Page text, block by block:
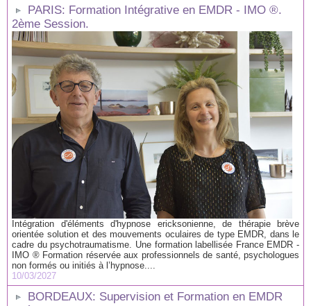
PARIS: Formation Intégrative en EMDR - IMO ®.
2ème Session.
Intégration d'éléments d'hypnose ericksonienne, de thérapie brève
orientée solution et des mouvements oculaires de type EMDR, dans le
cadre du psychotraumatisme. Une formation labellisée France EMDR -
IMO ® Formation réservée aux professionnels de santé, psychologues
non formés ou initiés à l’hypnose....
10/03/2027
BORDEAUX: Supervision et Formation en EMDR